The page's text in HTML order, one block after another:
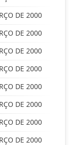
DE 2000
DE 2000
DE 2000
DE 2000
DE 2000
DE 2000
DE 2000
DE 2000